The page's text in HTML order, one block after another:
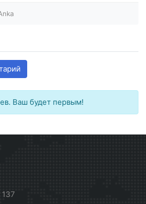
Ваш будет первым!